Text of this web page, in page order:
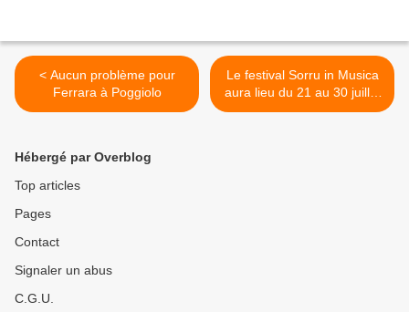
< Aucun problème pour
Ferrara à Poggiolo
Le festival Sorru in Musica
aura lieu du 21 au 30 juillet
>
Hébergé par Overblog
Top articles
Pages
Contact
Signaler un abus
C.G.U.